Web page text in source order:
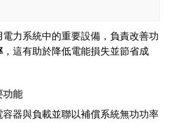
力系統中的重要設備，負責改善功
，這有助於降低電能損失並節省成
功能
器與負載並聯以補償系統無功功率